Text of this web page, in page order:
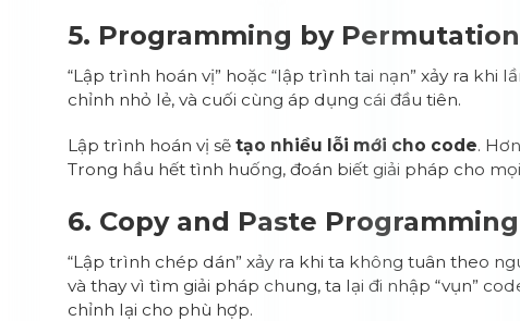
5. Programming by Permutation
“Lập trình hoán vị” hoặc “lập trình tai nạn” xảy ra khi
chỉnh nhỏ lẻ, và cuối cùng áp dụng cái đầu tiên.
Lập trình hoán vị sẽtạo nhiều lỗi mới cho code.
Trong hầu hết tình huống, đoán biết giải pháp cho
6. Copy and Paste Programming
“Lập trình chép dán” xảy ra khi ta không tuân theo
và thay vì tìm giải pháp chung, ta lại đi nhập “vụn”
chỉnh lại cho phù hợp.